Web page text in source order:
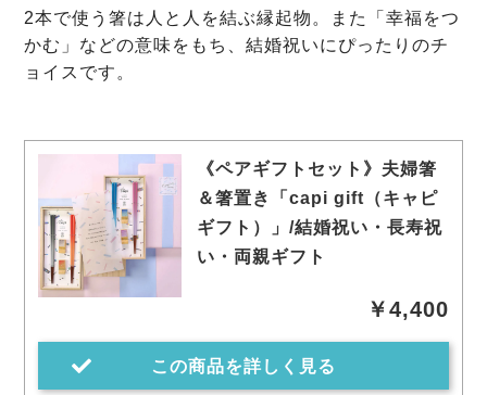
2本で使う箸は人と人を結ぶ縁起物。また「幸福をつ
かむ」などの意味をもち、結婚祝いにぴったりのチ
ョイスです。
《ペアギフトセット》夫婦箸
＆箸置き「capi gift（キャピ
ギフト）」/結婚祝い・長寿祝
い・両親ギフト
￥4,400
この商品を詳しく見る